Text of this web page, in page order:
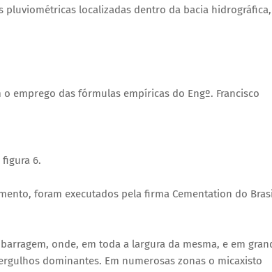
pluviométricas localizadas dentro da bacia hidrográfica,
emprego das fórmulas empíricas do Engº. Francisco
6.
foram executados pela firma Cementation do
onde, em toda a largura da mesma, e em
dominantes. Em numerosas zonas o micaxisto